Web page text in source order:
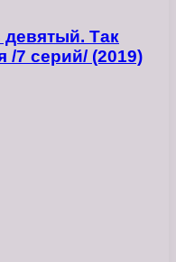
девятый. Так
/7 серий/ (2019)